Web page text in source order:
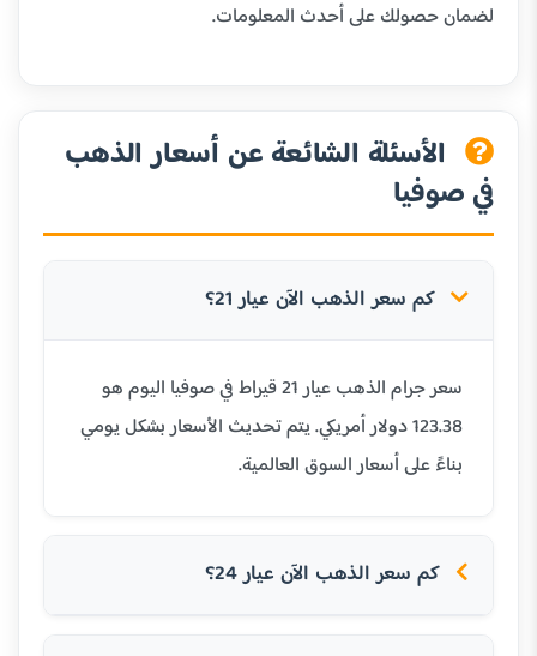
لضمان حصولك على أحدث المعلومات.
الأسئلة الشائعة عن أسعار الذهب
في صوفيا
كم سعر الذهب الآن عيار 21؟
سعر جرام الذهب عيار 21 قيراط في صوفيا اليوم هو
123.38 دولار أمريكي. يتم تحديث الأسعار بشكل يومي
بناءً على أسعار السوق العالمية.
كم سعر الذهب الآن عيار 24؟